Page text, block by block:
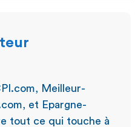
Meilleur-
et Epargne-
tout ce qui touche à